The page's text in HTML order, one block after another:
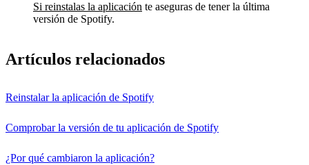
Si reinstalas la aplicación te aseguras de tener la última
versión de Spotify.
Artículos relacionados
Reinstalar la aplicación de Spotify
Comprobar la versión de tu aplicación de Spotify
¿Por qué cambiaron la aplicación?